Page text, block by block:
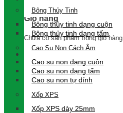
Giỏ hàng
Chưa có sản phẩm trong giỏ hàng.
Bông Thủy Tinh
Bông thủy tinh dạng cuộn
Bông thủy tinh dạng tấm
Cao Su Non Cách Âm
Cao su non dạng cuộn
Cao su non dạng tấm
Cao su non tự dính
Xốp XPS
Xốp XPS dày 25mm